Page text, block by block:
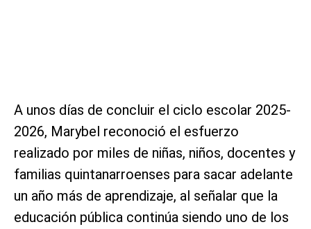
A unos días de concluir el ciclo escolar 2025-
2026, Marybel reconoció el esfuerzo
realizado por miles de niñas, niños, docentes y
familias quintanarroenses para sacar adelante
un año más de aprendizaje, al señalar que la
educación pública continúa siendo uno de los